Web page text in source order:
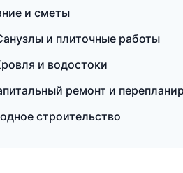
и сметы
и плиточные работы
и водостоки
ремонт и
строительство